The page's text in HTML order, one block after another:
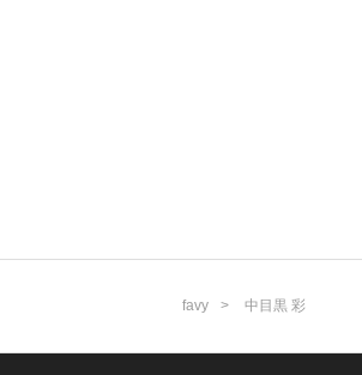
favy 中目黒 彩